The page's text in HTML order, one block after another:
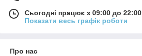
Сьогодні працює з 09:00 до 22:00
Показати весь графік роботи
Про нас